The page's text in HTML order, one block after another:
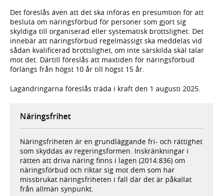
Det föreslås även att det ska införas en presumtion för att
besluta om näringsförbud för personer som gjort sig
skyldiga till organiserad eller systematisk brottslighet. Det
innebär att näringsförbud regelmässigt ska meddelas vid
sådan kvalificerad brottslighet, om inte särskilda skäl talar
mot det. Därtill föreslås att maxtiden för näringsförbud
förlängs från högst 10 år till högst 15 år.
Lagändringarna föreslås träda i kraft den 1 augusti 2025.
Näringsfrihet
Näringsfriheten är en grundläggande fri- och rättighet
som skyddas av regeringsformen. Inskränkningar i
rätten att driva näring finns i lagen (2014:836) om
näringsförbud och riktar sig mot dem som har
missbrukat näringsfriheten i fall där det är påkallat
från allmän synpunkt.